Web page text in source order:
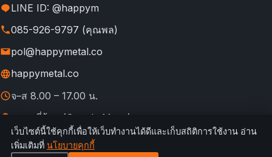
LINE ID: @happym
085-926-9797 (คุณพล)
pol@happymetal.co
happymetal.co
จ–ส 8.00 – 17.00 น.
ดูแผนที่ร้าน (Google Maps)
© 2026 happymetal.co. All rights reserved.
กฎการใช้งาน &
เว็บไซต์นี้ใช้คุกกี้เพื่อให้เว็บทำงานได้ดีและเก็บสถิติการใช้งาน อ่าน
เพิ่มเติมที่ นโยบายคุกกี้